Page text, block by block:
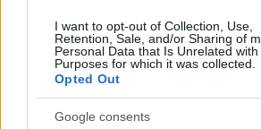
I want to opt-out of Collection, Use,
Retention, Sale, and/or Sharing of
Personal Data that Is Unrelated
Purposes for which it was collected.
Opted Out
Google consents